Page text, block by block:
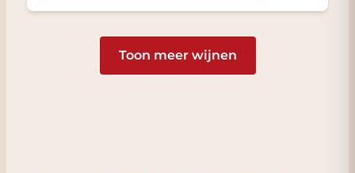
Toon meer wijnen